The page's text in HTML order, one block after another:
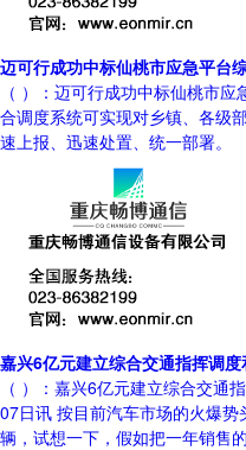
迈可行成功中标仙桃市应急平台
（ ）：迈可行成功中标仙桃市
合调度系统可实现对乡镇、各级
速上报、迅速处置、统一部署。
嘉兴6亿元建立综合交通指挥调
（ ）：嘉兴6亿元建立综合交通
07日讯 按目前汽车市场的火爆
辆，试想一下，假如把一年销售